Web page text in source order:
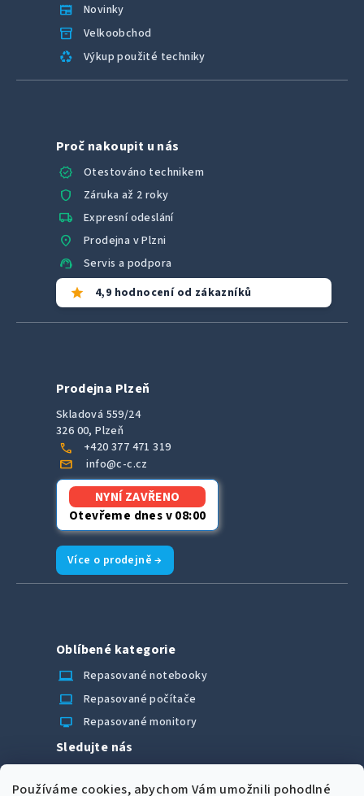
Používáme cookies, abychom Vám umožnili pohodlné
newspaper Novinky
inventory_2 Velkoobchod
recycling Výkup použité techniky
Proč nakoupit u nás
verified
Otestováno technikem
shield Záruka až 2 roky
local_shipping Expresní odeslání
location_on Prodejna v Plzni
support_agent Servis a podpora
star 4,9 hodnocení od zákazníků
Prodejna Plzeň
Skladová 559/24
326 00, Plzeň
call +420 377 471 319
mail info@c-c.cz
NYNÍ ZAVŘENO
Otevřeme dnes v 08:00
Více o prodejně →
Oblíbené kategorie
laptop_chromebook
Repasované notebooky
computer Repasované počítače
monitor Repasované monitory
Sledujte nás